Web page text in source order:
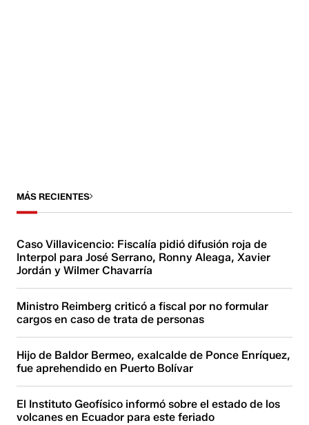
MÁS RECIENTES
Caso Villavicencio: Fiscalía pidió difusión roja de
Interpol para José Serrano, Ronny Aleaga, Xavier
Jordán y Wilmer Chavarría
Ministro Reimberg criticó a fiscal por no formular
cargos en caso de trata de personas
Hijo de Baldor Bermeo, exalcalde de Ponce Enríquez,
fue aprehendido en Puerto Bolívar
El Instituto Geofísico informó sobre el estado de los
volcanes en Ecuador para este feriado